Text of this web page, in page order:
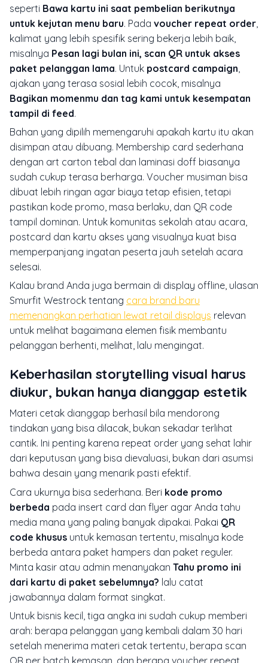
seperti Bawa kartu ini saat pembelian berikutnya
untuk kejutan menu baru. Pada voucher repeat order
kalimat yang lebih spesifik sering bekerja lebih baik,
misalnya Pesan lagi bulan ini, scan QR untuk akses
paket pelanggan lama. Untuk postcard campaign
ajakan yang terasa sosial lebih cocok, misalnya
Bagikan momenmu dan tag kami untuk kesempatan
tampil di feed.
Bahan yang dipilih memengaruhi apakah kartu itu akan
disimpan atau dibuang. Membership card sederhana
dengan art carton tebal dan laminasi doff biasanya
sudah cukup terasa berharga. Voucher musiman bisa
dibuat lebih ringan agar biaya tetap efisien, tetapi
pastikan kode promo, masa berlaku, dan QR code
tampil dominan. Untuk komunitas sekolah atau acara,
postcard dan kartu akses yang visualnya kuat bisa
memperpanjang ingatan peserta jauh setelah acara
selesai.
Kalau brand Anda juga bermain di display offline, ulasan
Smurfit Westrock tentang cara brand baru
memenangkan perhatian lewat retail displays relevan
untuk melihat bagaimana elemen fisik membantu
pelanggan berhenti, melihat, lalu mengingat.
Keberhasilan storytelling visual harus
diukur, bukan hanya dianggap estetik
Materi cetak dianggap berhasil bila mendorong
tindakan yang bisa dilacak, bukan sekadar terlihat
cantik. Ini penting karena repeat order yang sehat lahir
dari keputusan yang bisa dievaluasi, bukan dari asumsi
bahwa desain yang menarik pasti efektif.
Cara ukurnya bisa sederhana. Beri kode promo
berbeda pada insert card dan flyer agar Anda tahu
media mana yang paling banyak dipakai. Pakai QR
code khusus untuk kemasan tertentu, misalnya kode
berbeda antara paket hampers dan paket reguler.
Minta kasir atau admin menanyakan Tahu promo ini
dari kartu di paket sebelumnya? lalu catat
jawabannya dalam format singkat.
Untuk bisnis kecil, tiga angka ini sudah cukup memberi
arah: berapa pelanggan yang kembali dalam 30 hari
setelah menerima materi cetak tertentu, berapa scan